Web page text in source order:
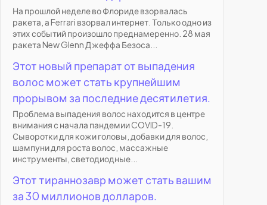
На прошлой неделе во Флориде взорвалась
ракета, а Ferrari взорвал интернет. Только одно из
этих событий произошло преднамеренно. 28 мая
ракета New Glenn Джеффа Безоса...
Этот новый препарат от выпадения
волос может стать крупнейшим
прорывом за последние десятилетия.
Проблема выпадения волос находится в центре
внимания с начала пандемии COVID-19.
Сыворотки для кожи головы, добавки для волос,
шампуни для роста волос, массажные
инструменты, светодиодные...
Этот тираннозавр может стать вашим
за 30 миллионов долларов.